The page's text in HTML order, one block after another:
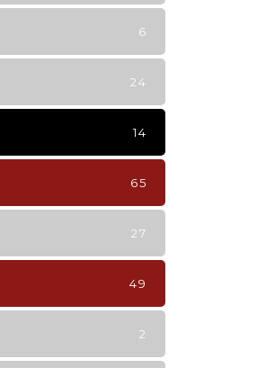
6
24
14
65
27
49
2